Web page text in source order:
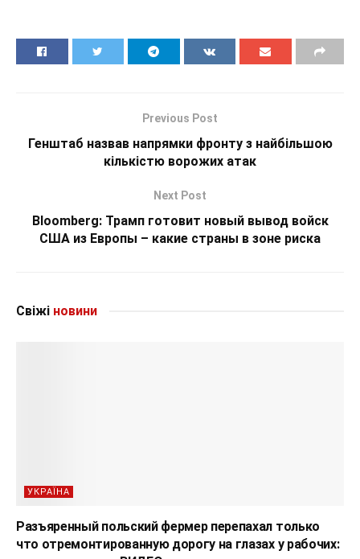
Previous Post
Генштаб назвав напрямки фронту з найбільшою
кількістю ворожих атак
Next Post
Bloomberg: Трамп готовит новый вывод войск
США из Европы – какие страны в зоне риска
Свіжі новини
УКРАЇНА
Разъяренный польский фермер перепахал только
что отремонтированную дорогу на глазах у рабочих: